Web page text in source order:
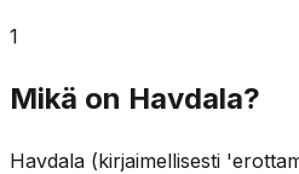
1
Mikä on Havdala?
Havdala (kirjaimellisesti